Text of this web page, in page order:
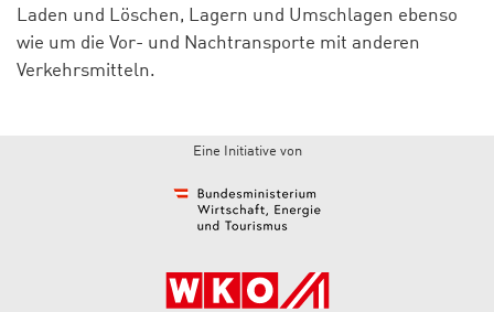
Laden und Löschen, Lagern und Umschlagen ebenso
wie um die Vor- und Nachtransporte mit anderen
Verkehrsmitteln.
Eine Initiative von